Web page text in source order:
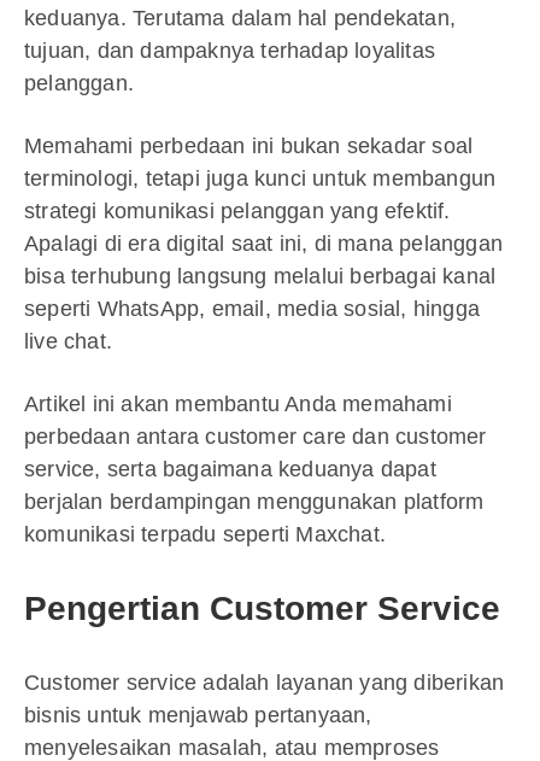
keduanya. Terutama dalam hal pendekatan,
tujuan, dan dampaknya terhadap loyalitas
pelanggan.
Memahami perbedaan ini bukan sekadar soal
terminologi, tetapi juga kunci untuk membangun
strategi komunikasi pelanggan yang efektif.
Apalagi di era digital saat ini, di mana pelanggan
bisa terhubung langsung melalui berbagai kanal
seperti WhatsApp, email, media sosial, hingga
live chat.
Artikel ini akan membantu Anda memahami
perbedaan antara customer care dan customer
service, serta bagaimana keduanya dapat
berjalan berdampingan menggunakan platform
komunikasi terpadu seperti Maxchat.
Pengertian Customer Service
Customer service adalah layanan yang diberikan
bisnis untuk menjawab pertanyaan,
menyelesaikan masalah, atau memproses